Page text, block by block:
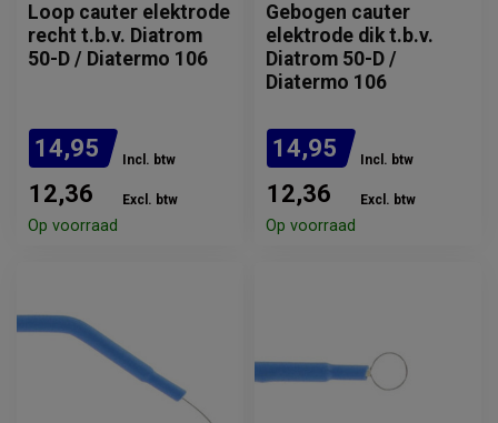
Loop cauter elektrode
recht t.b.v. Diatrom
50-D / Diatermo 106
14,95 Incl. btw
12,36 Excl. btw
Op voorraad
Gebogen cauter
elektrode dik t.b.v.
Diatrom 50-D /
Diatermo 106
14,95 Incl. btw
12,36 Excl. btw
Op voorraad